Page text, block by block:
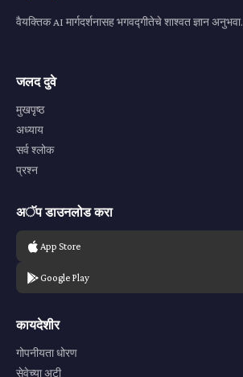
वैयक्तिक AI मार्गदर्शनासह भगवद्गीतेचे शाश्वत ज्ञान अनुभवा.
जलद दुवे
मुखपृष्ठ
अध्याय
सर्व श्लोक
प्रश्न
अॅप डाउनलोड करा
App Store
Google Play
कायदेशीर
गोपनीयता धोरण
सेवेच्या अटी